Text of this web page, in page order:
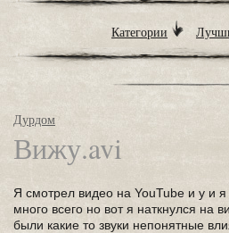
Категории
Дурдом
Вижу.avi
Я смотрел видео на YouTube и у и
много всего но вот я наткнулся на
были какие то звуки непонятные